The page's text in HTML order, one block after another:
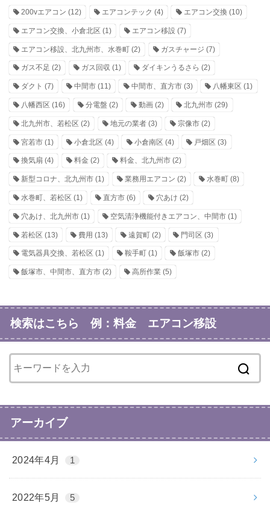
200vエアコン (12) エアコンテック (4) エアコン交換 (10)
エアコン交換、小倉北区 (1) エアコン移設 (7)
エアコン移設、北九州市、水巻町 (2) ガスチャージ (7)
ガス不足 (2) ガス回収 (1) ダイキンうるさら (2)
ダクト (7) 中間市(11) 中間市、直方市(3) 八幡東区 (1)
八幡西区 (16) 分電盤 (2) 動画(2) 北九州市 (29)
北九州市、若松区 (2) 地元の業者(3) 宗像市(2)
宮若市 (1) 小倉北区 (4) 小倉南区 (4) 戸畑区 (3)
換気扇 (4) 料金 (2) 料金、北九州市(2)
新型コロナ、北九州市 (1) 業務用エアコン (2) 水巻町(8)
水巻町、若松区 (1) 直方市(6) 穴あけ (2)
穴あけ、北九州市 (1) 空気清浄機能付きエアコン、中間市(1)
若松区 (13) 費用 (13) 遠賀町(2) 門司区 (3)
電気器具交換、若松区 (1) 鞍手町(1) 飯塚市(2)
飯塚市、中間市、直方市 (2) 高所作業(5)
検索はこちら 例：料金 エアコン移設
アーカイブ
2024年4月 1
2022年5月 5